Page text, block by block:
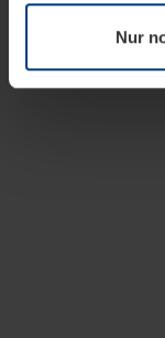
widerrufen.
Nur